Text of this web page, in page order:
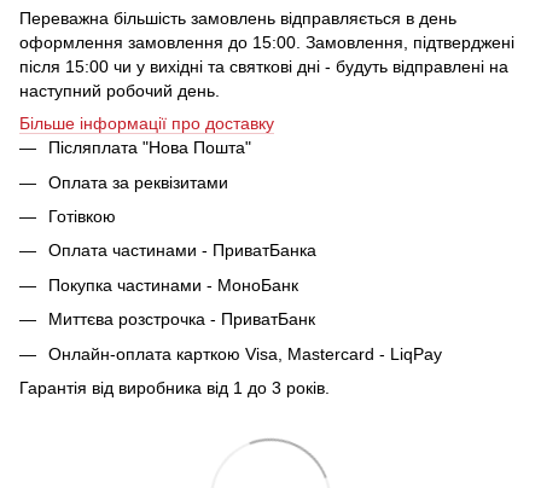
Переважна більшість замовлень відправляється в день
оформлення замовлення до 15:00. Замовлення, підтверджені
після 15:00 чи у вихідні та святкові дні - будуть відправлені на
наступний робочий день.
Більше інформації про доставку
Післяплата "Нова Пошта"
Оплата за реквізитами
Готівкою
Оплата частинами - ПриватБанка
Покупка частинами - МоноБанк
Миттєва розстрочка - ПриватБанк
Онлайн-оплата карткою Visa, Mastercard - LiqPay
Гарантія від виробника від 1 до 3 років.